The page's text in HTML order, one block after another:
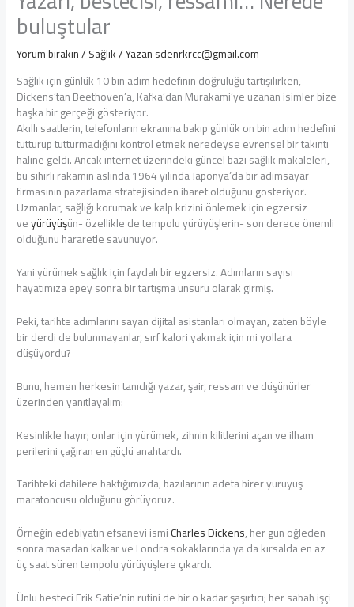
buluştular
Yorum bırakın/Sağlık/ Yazansdenrkrcc@gmail.com
Sağlık için günlük 10 bin adım hedefinin doğruluğu tartışılırken,
Dickens’tan Beethoven’a, Kafka’dan Murakami’ye uzanan isimler bize
başka bir gerçeği gösteriyor.
Akıllı saatlerin, telefonların ekranına bakıp günlük on bin adım hedefini
tutturup tutturmadığını kontrol etmek neredeyse evrensel bir takıntı
haline geldi. Ancak internet üzerindeki güncel bazı sağlık makaleleri,
bu sihirli rakamın aslında 1964 yılında Japonya’da bir adımsayar
firmasının pazarlama stratejisinden ibaret olduğunu gösteriyor.
Uzmanlar, sağlığı korumak ve kalp krizini önlemek için egzersiz
veyürüyüşün- özellikle de tempolu yürüyüşlerin- son derece önemli
olduğunu hararetle savunuyor.
Yani yürümek sağlık için faydalı bir egzersiz. Adımların sayısı
hayatımıza epey sonra bir tartışma unsuru olarak girmiş.
Peki, tarihte adımlarını sayan dijital asistanları olmayan, zaten böyle
bir derdi de bulunmayanlar, sırf kalori yakmak için mi yollara
düşüyordu?
Bunu, hemen herkesin tanıdığı yazar, şair, ressam ve düşünürler
üzerinden yanıtlayalım:
Kesinlikle hayır; onlar için yürümek, zihnin kilitlerini açan ve ilham
perilerini çağıran en güçlü anahtardı.
Tarihteki dahilere baktığımızda, bazılarının adeta birer yürüyüş
maratoncusu olduğunu görüyoruz.
Örneğin edebiyatın efsanevi ismiCharles Dickens, her gün öğleden
sonra masadan kalkar ve Londra sokaklarında ya da kırsalda en az
üç saat süren tempolu yürüyüşlere çıkardı.
Ünlü besteci Erik Satie’nin rutini de bir o kadar şaşırtıcı; her sabah işçi